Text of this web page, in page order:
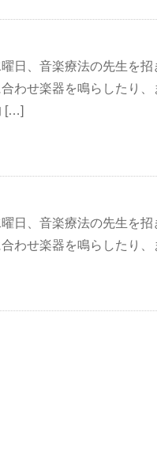
日、音楽療法の先生を
わせ楽器を鳴らしたり
[…]
日、音楽療法の先生を
わせ楽器を鳴らしたり、